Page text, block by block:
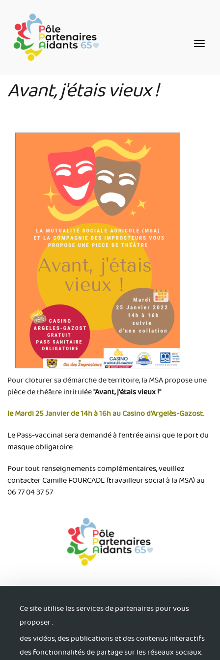
contenu
principal
Avant, j'étais vieux !
Pour cloturer sa démarche de territoire, la MSA propose une
pièce de théâtre intitulée"Avant, j'étais vieux !"
le Mardi 25 Janvier de 14h à 16h au Casino d'Argelès-Gazost.
Le Pass-vaccinal sera demandé à l'entrée ainsi que le port du
masque obligatoire.
Pour tout renseignements complémentaires, veuillez
contacter Camille FOURCADE (travailleur social à la MSA) au
06 77 04 37 57
S'informer
Ce site utilise les services de partenaires pour vous
proposer :
des vidéos, des publications et des contenus interactifs
des fonctionnalités de partage sur les réseaux sociaux.